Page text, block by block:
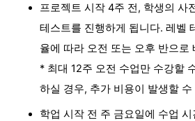
프로젝트 시작 4주 전, 학생의 사
테스트를 진행하게 됩니다. 레벨
율에 따라 오전 또는 오후 반으로
* 최대 12주 오전 수업만 수강할
하실 경우, 추가 비용이 발생할 수
학업 시작 전 주 금요일에 수업